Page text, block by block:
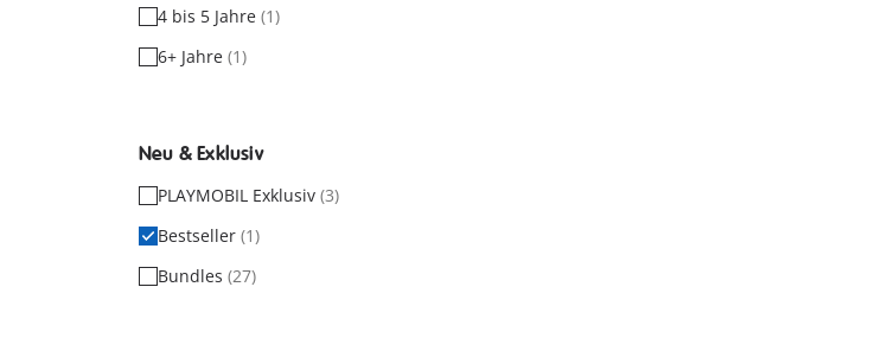
4 bis 5 Jahre (1)
6+ Jahre (1)
Neu & Exklusiv
PLAYMOBIL Exklusiv (3)
Bestseller (1)
Bundles (27)